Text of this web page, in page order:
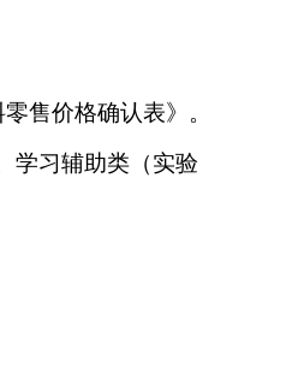
售价格确认表》。
学习辅助类（实验